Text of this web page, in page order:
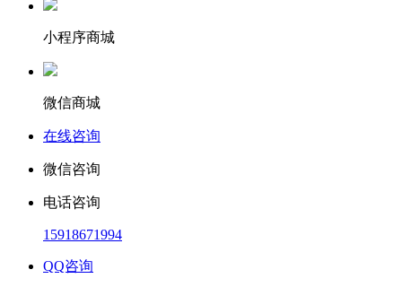
小程序商城
微信商城
在线咨询
微信咨询
电话咨询
15918671994
QQ咨询